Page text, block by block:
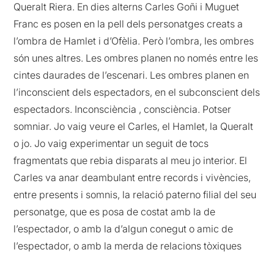
Queralt Riera. En dies alterns Carles Goñi i Muguet
Franc es posen en la pell dels personatges creats a
l’ombra de Hamlet i d’Ofèlia. Però l’ombra, les ombres
són unes altres. Les ombres planen no només entre les
cintes daurades de l’escenari. Les ombres planen en
l’inconscient dels espectadors, en el subconscient dels
espectadors. Inconsciència , consciència. Potser
somniar. Jo vaig veure el Carles, el Hamlet, la Queralt
o jo. Jo vaig experimentar un seguit de tocs
fragmentats que rebia disparats al meu jo interior. El
Carles va anar deambulant entre records i vivències,
entre presents i somnis, la relació paterno filial del seu
personatge, que es posa de costat amb la de
l’espectador, o amb la d’algun conegut o amic de
l’espectador, o amb la merda de relacions tòxiques